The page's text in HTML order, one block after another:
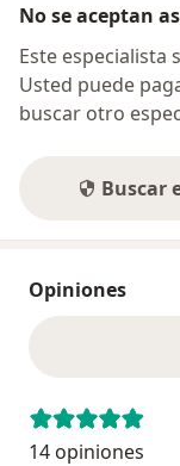
No se aceptan
Este especialista
Usted puede
buscar otro
Buscar
Opiniones
14 opiniones